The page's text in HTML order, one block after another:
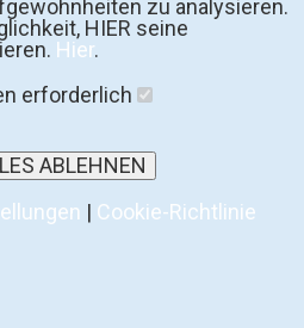
zu analysieren.
HIER seine
Hier.
erforderlich
ABLEHNEN
| Cookie-Richtlinie